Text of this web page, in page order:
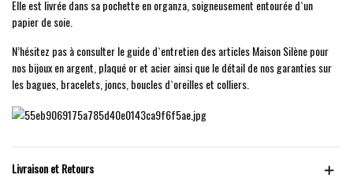
Elle est livrée dans sa pochette en organza, soigneusement entourée d`un
papier de soie.
N’hésitez pas à consulter le guide d`entretien des articles Maison Silène pour
nos bijoux en argent, plaqué or et acier ainsi que le détail de nos garanties sur
les bagues, bracelets, joncs, boucles d`oreilles et colliers.
Livraison et Retours